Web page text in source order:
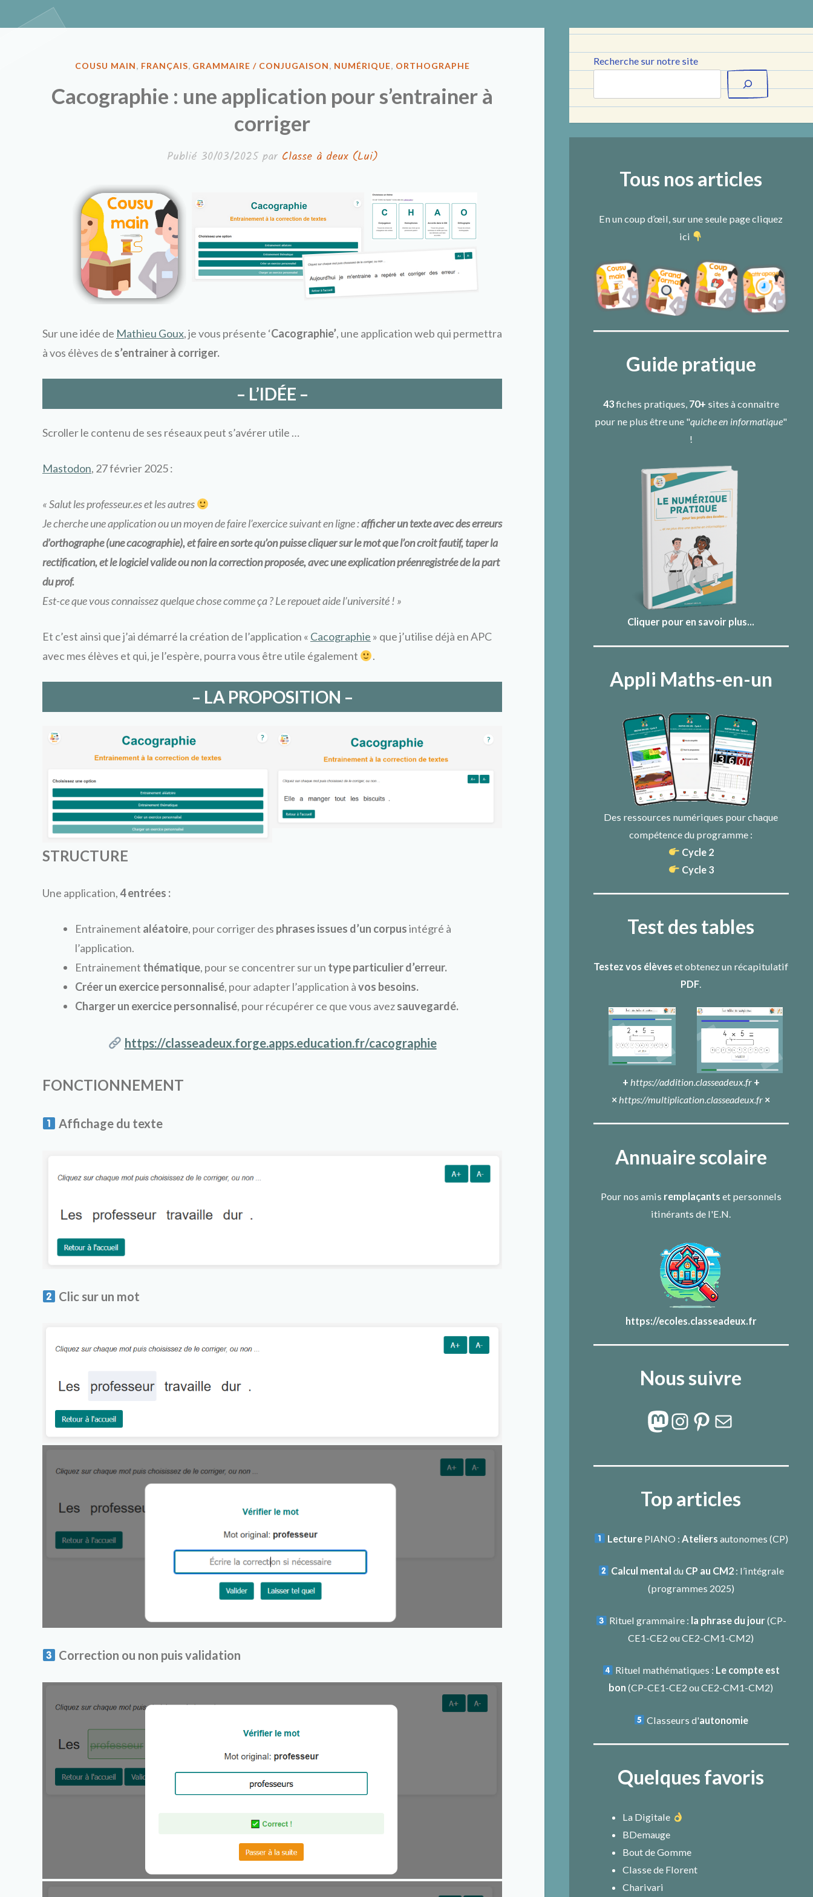
Classe à deux
PUBLIÉ
COUSU MAIN, FRANÇAIS, GRAMMAIRE / CONJUGAISON, NUMÉRIQUE, ORTHOGRAPHE
Cacographie : une application pour s’entrainer à
corriger
Publié 30/03/2025par Classe à deux (Lui)
Sur une idée de Mathieu Goux, je vous présente ‘Cacographie’, une application web qui permettra
à vos élèves de s’entrainer à corriger.
– L’IDÉE –
Scroller le contenu de ses réseaux peut s’avérer utile …
Mastodon, 27 février 2025 :
« Salut les professeur.es et les autres
Je cherche une application ou un moyen de faire l’exercice suivant en ligne :afficher un texte avec des erreurs
d’orthographe (une cacographie), et faire en sorte qu’on puisse cliquer sur le mot que l’on croit fautif, taper la
rectification, et le logiciel valide ou non la correction proposée, avec une explication préenregistrée de la part
du prof.
Est-ce que vous connaissez quelque chose comme ça ? Le repouet aide l’université ! »
Et c’est ainsi que j’ai démarré la création de l’application « Cacographie » que j’utilise déjà en APC
avec mes élèves et qui, je l’espère, pourra vous être utile également
.
– LA PROPOSITION –
STRUCTURE
Une application,4 entrées :
Entrainement aléatoire, pour corriger des phrases issues d’un corpusintégré à
l’application.
Entrainement thématique, pour se concentrer sur un type particulier d’erreur.
Créer un exercice personnalisé, pour adapter l’application àvos besoins.
Charger un exercice personnalisé, pour récupérer ce que vous avezsauvegardé.
https://classeadeux.forge.apps.education.fr/cacographie
FONCTIONNEMENT
Affichage du texte
Clic sur un mot
Correction ou non puis validation
Recherche sur notre site
Tous nos articles
En un coup d’œil, sur une seule page cliquez
ici
Guide pratique
43fiches pratiques, 70+ sites à connaitre
pour ne plus être une "quiche en informatique"
!
Cliquer pour en savoir plus...
Appli Maths-en-un
Des ressources numériques pour chaque
compétence du programme :
Cycle 2
Cycle 3
Test des tables
Testez vos élèves et obtenez un récapitulatif
PDF.
+ https://addition.classeadeux.fr +
×https://multiplication.classeadeux.fr ×
Annuaire scolaire
Pour nos amis remplaçants et personnels
itinérants de l'E.N.
https://ecoles.classeadeux.fr
Nous suivre
Mastodon
Instagram
Pinterest
E-mail
Top articles
LecturePIANO : Ateliers autonomes (CP)
Calcul mental du CP au CM2 : l’intégrale
(programmes 2025)
Rituel grammaire : la phrase du jour(CP-
CE1-CE2 ouCE2-CM1-CM2)
Rituel mathématiques : Le compte est
bon (CP-CE1-CE2 ouCE2-CM1-CM2)
Classeurs d'autonomie
Quelques favoris
La Digitale
BDemauge
Bout de Gomme
Classe de Florent
Charivari